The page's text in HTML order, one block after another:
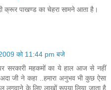
क्रूर पाखण्ड का चेहरा सामने आता है।
को 11:44 pm बजे
सरकारी महकमों का ये हाल आज से नहीं
जी ने कहा ..हमारा अनुभव भी कुछ ऐसा
लगवाने के लिए लाखों रूपया लिया जाता है